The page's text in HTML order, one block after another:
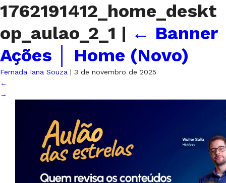
1762191412_home_deskt
op_aulao_2_1 | ← Banner
Ações │ Home (Novo)
Fernada Iana Souza | 3 de novembro de 2025
←
→